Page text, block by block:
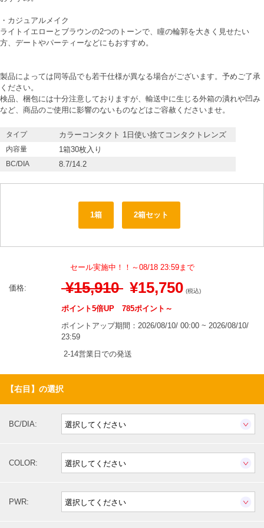
・カジュアルメイク
ライトイエローとブラウンの2つのトーンで、瞳の輪郭を大きく見せたい
方、デートやパーティーなどにもおすすめ。
製品によっては同等品でも若干仕様が異なる場合がございます。予めご了承
ください。
検品、梱包には十分注意しておりますが、輸送中に生じる外箱の潰れや凹み
など、商品のご使用に影響のないものなどはご容赦くださいませ。
タイプ カラーコンタクト 1日使い捨てコンタクトレンズ
内容量 1箱30枚入り
BC/DIA 8.7/14.2
1箱 2箱セット
セール実施中！！～08/18 23:59まで
価格: ¥15,910 ¥15,750 (税込)
ポイント5倍UP 785ポイント～
ポイントアップ期間：2026/08/10/ 00:00 ~ 2026/08/10/
23:59
2-14営業日での発送
【右目】の選択
BC/DIA:
COLOR:
PWR: